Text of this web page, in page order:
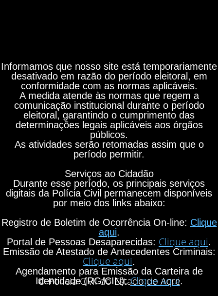
Informamos que nosso site está temporariamente
desativado em razão do período eleitoral, em
conformidade com as normas aplicáveis.
A medida atende às normas que regem a
comunicação institucional durante o período
eleitoral, garantindo o cumprimento das
determinações legais aplicáveis aos órgãos
públicos.
As atividades serão retomadas assim que o
período permitir.
Serviços ao Cidadão
Durante esse período, os principais serviços
digitais da Polícia Civil permanecem disponíveis
por meio dos links abaixo:
Registro de Boletim de Ocorrência On-line: Clique
aqui.
Portal de Pessoas Desaparecidas: Clique aqui.
Emissão de Atestado de Antecedentes Criminais:
Clique aqui.
Agendamento para Emissão da Carteira de
Identidade (RG/CIN):Clique aqui.
© Polícia Civil do Estado do Acre